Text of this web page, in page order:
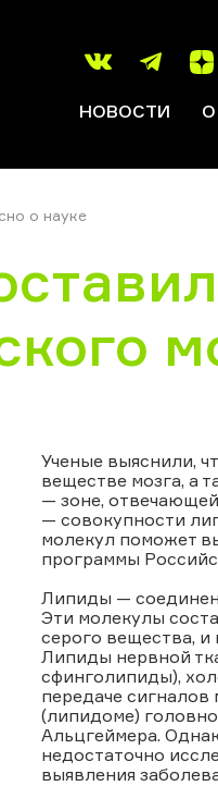
НОВОСТИ
о науке
Ученые выяснили,
веществе мозга, а
— зоне,
— совокупности
молекул поможет
программы
Липиды —
Эти молекулы
серого вещества,
Липиды нервной
сфинголипиды),
передаче
(липидоме)
Альцгеймера.
недостаточно
выявления